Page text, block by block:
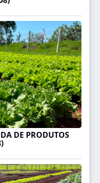
DE PRODUTOS